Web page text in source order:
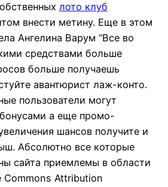
лото клуб
внести метину. Еще в этом
Ангелина Варум “Все во
средствами больше
больше получаешь
авантюрист лаж-конто.
пользователи могут
бонусами а еще промо-
шансов получите и
Абсолютно все которые
сайта приемлемы в области
Commons Attribution